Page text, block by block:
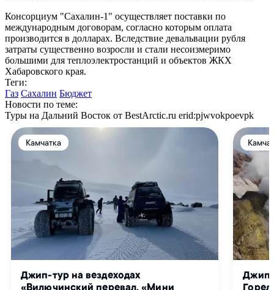
Консорциум "Сахалин-1" осуществляет поставки по
международным договорам, согласно которым оплата
производится в долларах. Вследствие девальвации рубля
затраты существенно возросли и стали несоизмеримо
большими для теплоэлектростанций и объектов ЖКХ
Хабаровского края.
Теги:
Газ Сахалин Бюджет
Новости по теме:
Туры на Дальний Восток от BestArctic.ru erid:pjwvokpoevpk